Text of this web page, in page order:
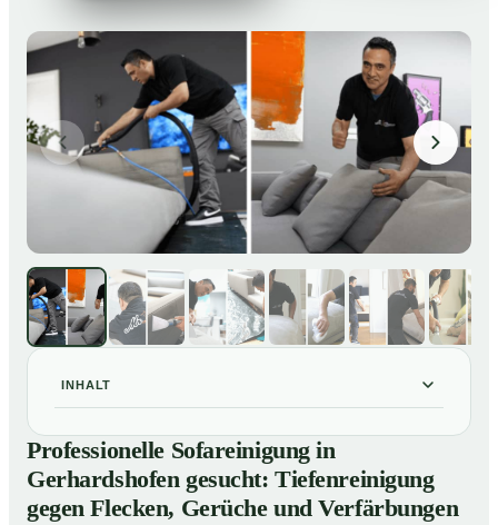
INHALT
01 Professionelle Sofareinigung in Gerhardshofen
gesucht: Tiefenreinigung gegen Flecken, Gerüche und
Verfärbungen
02So wird Ihr Sofa in Gerhardshofen wieder wie neu
Professionelle Sofareinigung in
Gerhardshofen gesucht: Tiefenreinigung
gegen Flecken, Gerüche und Verfärbungen